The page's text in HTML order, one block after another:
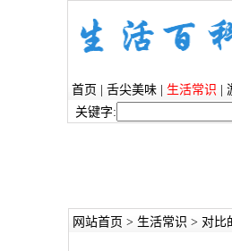
首页 舌尖美味| 生活常识
关键字:
网站首页 > 生活常识 > 对比